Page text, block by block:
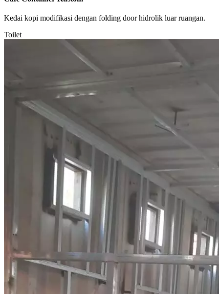
Kedai kopi modifikasi dengan folding door hidrolik luar ruangan.
Toilet